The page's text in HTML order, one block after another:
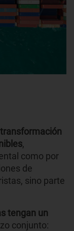
transformación
,
como por
de
sino parte
tengan un
conjunto: